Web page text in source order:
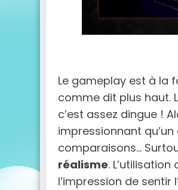
Le gameplay est à la
comme dit plus haut.
c’est assez dingue !
impressionnant
comparaisons…
réalisme.
l’impression de